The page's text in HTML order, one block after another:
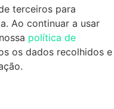
terceiros para
Ao continuar a usar
política de
os dados recolhidos e